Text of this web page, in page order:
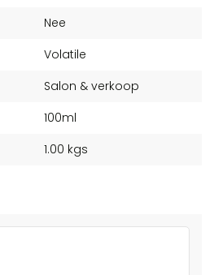
Nee
Volatile
Salon & verkoop
100ml
1.00 kgs